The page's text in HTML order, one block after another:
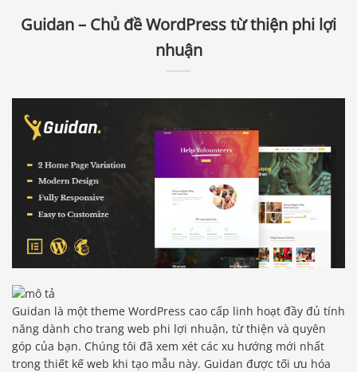
Guidan – Chủ đề WordPress từ thiện phi lợi
nhuận
Guidan là một theme WordPress cao cấp linh hoạt đầy đủ tính
năng dành cho trang web phi lợi nhuận, từ thiện và quyên
góp của bạn. Chúng tôi đã xem xét các xu hướng mới nhất
trong thiết kế web khi tạo mẫu này. Guidan được tối ưu hóa